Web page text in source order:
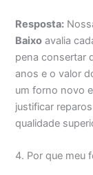
Resposta:
Baixo avalia
pena consertar
anos e o valor
um forno novo
justificar
qualidade
4. Por que meu